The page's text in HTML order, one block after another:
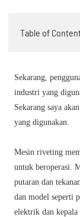
Table of
Sekarang,
industri yang
Sekarang saya
yang digunakan.
Mesin riveting
untuk beroperasi.
putaran dan
dan model seperti
elektrik dan kepala